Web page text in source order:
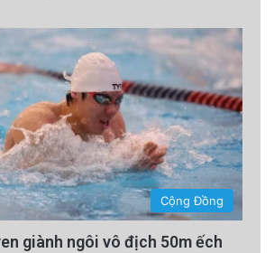
Cộng Đồng
giành ngôi vô địch 50m ếch